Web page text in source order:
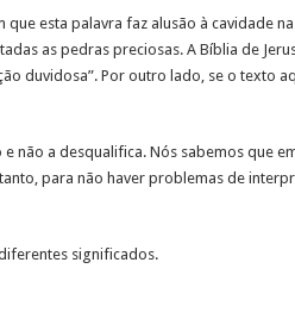
esta palavra faz alusão à cavidade
as pedras preciosas. A Bíblia de
duvidosa”. Por outro lado, se o texto
a desqualifica. Nós sabemos que
para não haver problemas de
significados.